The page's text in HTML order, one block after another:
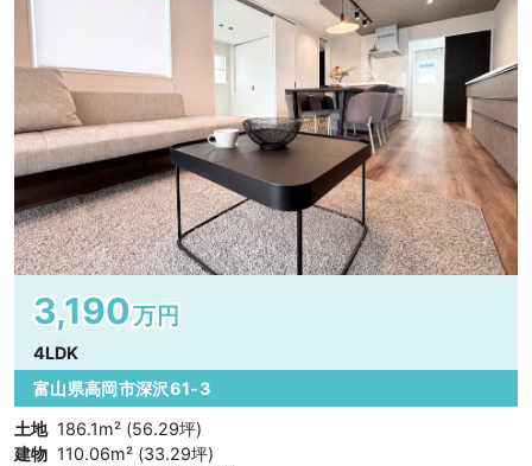
3,190万円
4LDK
富山県高岡市深沢61-3
土地 186.1m² (56.29坪)
建物 110.06m² (33.29坪)